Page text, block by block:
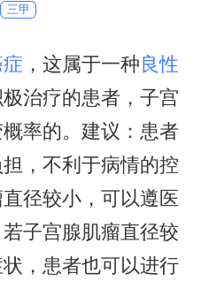
三甲
，这属于一种 良性
极治疗的患者，子宫
率的。建议：患者
，不利于病情的控
径较小，可以遵医
子宫腺肌瘤直径较
，患者也可以进行